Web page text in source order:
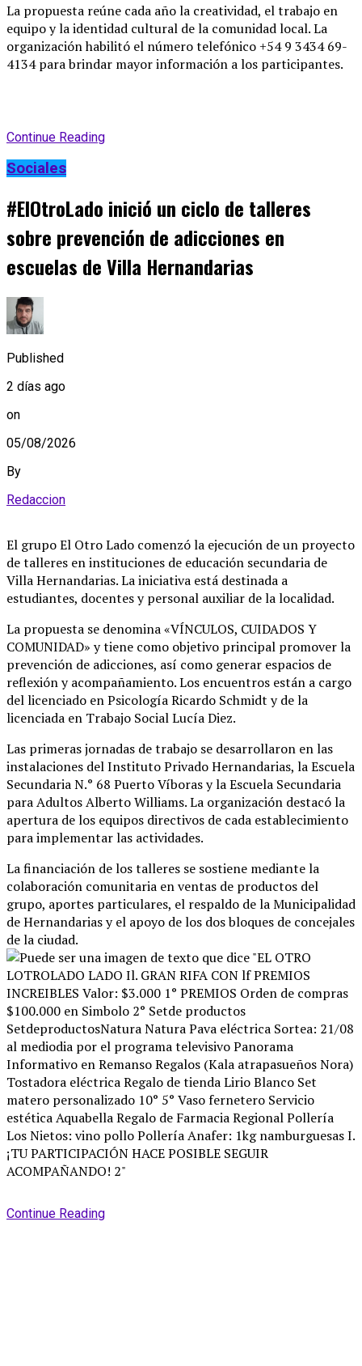
La propuesta reúne cada año la creatividad, el trabajo en
equipo y la identidad cultural de la comunidad local. La
organización habilitó el número telefónico +54 9 3434 69-
4134 para brindar mayor información a los participantes.
Continue Reading
Sociales
#ElOtroLado inició un ciclo de talleres
sobre prevención de adicciones en
escuelas de Villa Hernandarias
Published
2 días ago
on
05/08/2026
By
Redaccion
El grupo El Otro Lado comenzó la ejecución de un proyecto
de talleres en instituciones de educación secundaria de
Villa Hernandarias. La iniciativa está destinada a
estudiantes, docentes y personal auxiliar de la localidad.
La propuesta se denomina «VÍNCULOS, CUIDADOS Y
COMUNIDAD» y tiene como objetivo principal promover la
prevención de adicciones, así como generar espacios de
reflexión y acompañamiento. Los encuentros están a cargo
del licenciado en Psicología Ricardo Schmidt y de la
licenciada en Trabajo Social Lucía Diez.
Las primeras jornadas de trabajo se desarrollaron en las
instalaciones del Instituto Privado Hernandarias, la Escuela
Secundaria N.° 68 Puerto Víboras y la Escuela Secundaria
para Adultos Alberto Williams. La organización destacó la
apertura de los equipos directivos de cada establecimiento
para implementar las actividades.
La financiación de los talleres se sostiene mediante la
colaboración comunitaria en ventas de productos del
grupo, aportes particulares, el respaldo de la Municipalidad
de Hernandarias y el apoyo de los dos bloques de concejales
de la ciudad.
Continue Reading